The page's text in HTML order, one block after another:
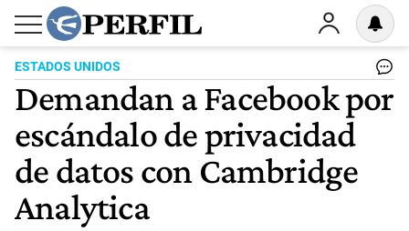
ESTADOS UNIDOS
Demandan a Facebook por
escándalo de privacidad
de datos con Cambridge
Analytica